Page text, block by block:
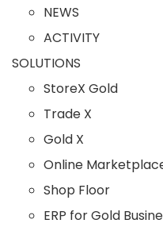
NEWS
ACTIVITY
SOLUTIONS
StoreX Gold
Trade X
Gold X
Online
Shop Floor
ERP for Gold